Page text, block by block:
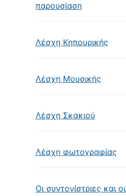
παρουσίαση
Λέσχη Κηπουρικής
Λέσχη Μουσικής
Λέσχη Σκακιού
Λέσχη φωτογραφίας
Οι συντονίστριες και οι